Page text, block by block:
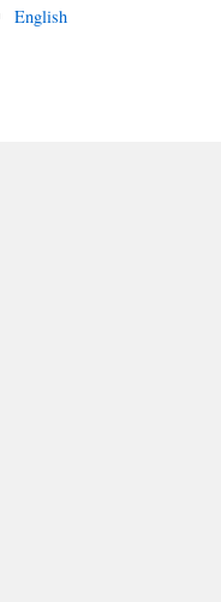
English